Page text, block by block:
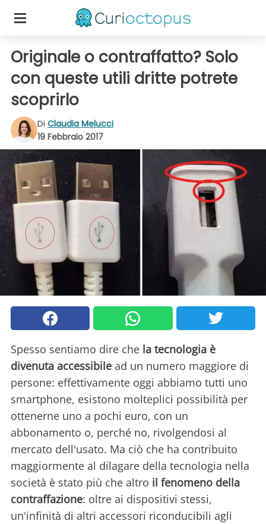
Originale o contraffatto? Solo
con queste utili dritte potrete
scoprirlo
Di Claudia Melucci
19 Febbraio 2017
Spesso sentiamo dire che la tecnologia è
divenuta accessibile ad un numero maggiore di
persone: effettivamente oggi abbiamo tutti uno
smartphone, esistono molteplici possibilità per
ottenerne uno a pochi euro, con un
abbonamento o, perché no, rivolgendosi al
mercato dell'usato. Ma ciò che ha contribuito
maggiormente al dilagare della tecnologia nella
società è stato più che altro il fenomeno della
contraffazione: oltre ai dispositivi stessi,
un'infinità di altri accessori riconducibili agli